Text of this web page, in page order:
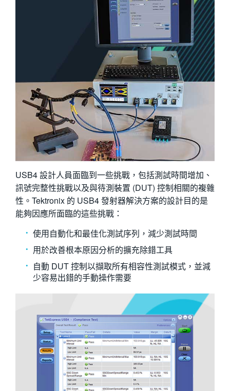
USB4 設計人員面臨到一些挑戰，包括測試時間增加、
訊號完整性挑戰以及與待測裝置 (DUT) 控制相關的複雜
性。Tektronix 的 USB4 發射器解決方案的設計目的是
能夠因應所面臨的這些挑戰：
使用自動化和最佳化測試序列，減少測試時間
用於改善根本原因分析的擴充除錯工具
自動 DUT 控制以擷取所有相容性測試模式，並減
少容易出錯的手動操作需要